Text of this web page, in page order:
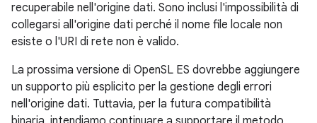
recuperabile nell'origine dati. Sono inclusi l'impossibilità di
collegarsi all'origine dati perché il nome file locale non
esiste o l'URI di rete non è valido.
La prossima versione di OpenSL ES dovrebbe aggiungere
un supporto più esplicito per la gestione degli errori
nell'origine dati. Tuttavia, per la futura compatibilità